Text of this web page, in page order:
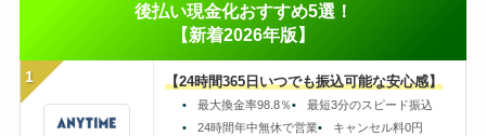
後払い現金化おすすめ5選！
【新着2026年版】
1 【24時間365日いつでも振込可能な安心感】
最大換金率98.8％
最短3分のスピード振込
24時間年中無休で営業
キャンセル料0円